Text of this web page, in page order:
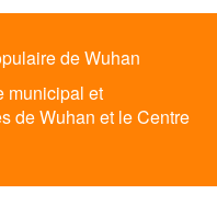
de Wuhan
municipal et
de Wuhan et le Centre